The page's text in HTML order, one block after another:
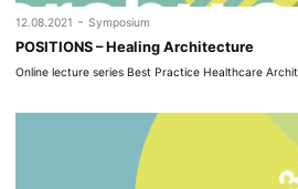
12.08.2021 - Symposium
POSITIONS – Healing Architecture
Online lecture series Best Practice Healthcare